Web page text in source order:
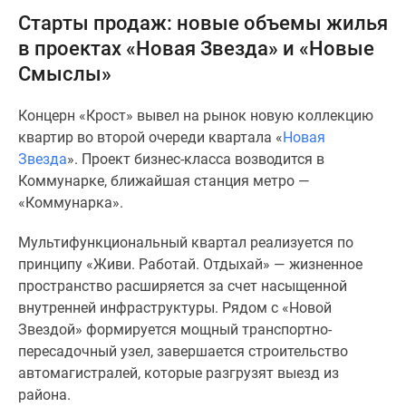
новостройки
Новостройки
карте
предложения
Коммерческие
помещения
Продавцы
Панорамы
новостроек
Видеообзор
новостроек
Экспертиза
новостроек
Экология
Москвы
Старты продаж: новые объемы жилья
в проектах «Новая Звезда» и «Новые
Смыслы»
Концерн «Крост» вывел на рынок новую коллекцию
квартир во второй очереди квартала «Новая
Звезда». Проект бизнес-класса возводится в
Коммунарке, ближайшая станция метро —
«Коммунарка».
Мультифункциональный квартал реализуется по
принципу «Живи. Работай. Отдыхай» — жизненное
пространство расширяется за счет насыщенной
внутренней инфраструктуры. Рядом с «Новой
Звездой» формируется мощный транспортно-
пересадочный узел, завершается строительство
автомагистралей, которые разгрузят выезд из
района.